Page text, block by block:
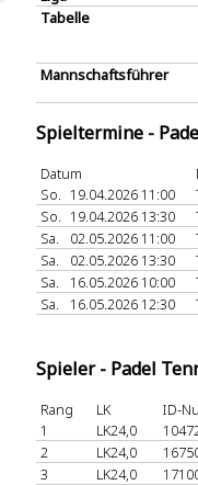
Tabelle
Mannschaftsführer
Spieltermine -
Datum
So. 19.04.2026 11:00
So. 19.04.2026 13:30
Sa.
02.05.2026 11:00
Sa.
02.05.2026 13:30
Sa.
16.05.2026 10:00
Sa.
16.05.2026 12:30
Spieler - Padel
Rang LK
ID-
1
LK24,0
2
LK24,0
3
LK24,0